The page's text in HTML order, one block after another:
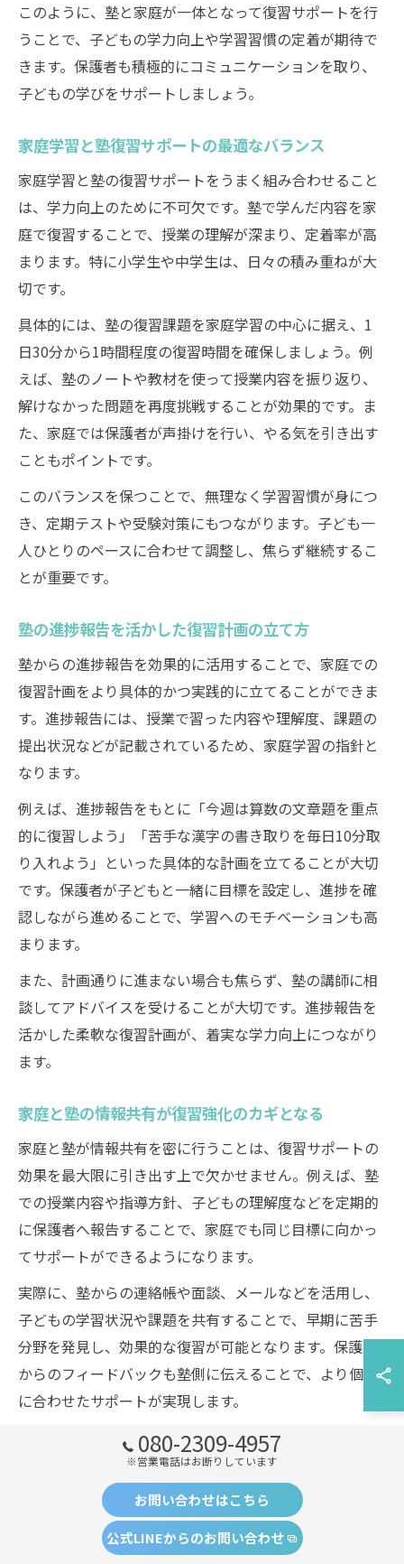
このように、塾と家庭が一体となって復習サポートを行
うことで、子どもの学力向上や学習習慣の定着が期待で
きます。保護者も積極的にコミュニケーションを取り、
子どもの学びをサポートしましょう。
家庭学習と塾復習サポートの最適なバランス
家庭学習と塾の復習サポートをうまく組み合わせること
は、学力向上のために不可欠です。塾で学んだ内容を家
庭で復習することで、授業の理解が深まり、定着率が高
まります。特に小学生や中学生は、日々の積み重ねが大
切です。
具体的には、塾の復習課題を家庭学習の中心に据え、1
日30分から1時間程度の復習時間を確保しましょう。例
えば、塾のノートや教材を使って授業内容を振り返り、
解けなかった問題を再度挑戦することが効果的です。ま
た、家庭では保護者が声掛けを行い、やる気を引き出す
こともポイントです。
このバランスを保つことで、無理なく学習習慣が身につ
き、定期テストや受験対策にもつながります。子ども一
人ひとりのペースに合わせて調整し、焦らず継続するこ
とが重要です。
塾の進捗報告を活かした復習計画の立て方
塾からの進捗報告を効果的に活用することで、家庭での
復習計画をより具体的かつ実践的に立てることができま
す。進捗報告には、授業で習った内容や理解度、課題の
提出状況などが記載されているため、家庭学習の指針と
なります。
例えば、進捗報告をもとに「今週は算数の文章題を重点
的に復習しよう」「苦手な漢字の書き取りを毎日10分取
り入れよう」といった具体的な計画を立てることが大切
です。保護者が子どもと一緒に目標を設定し、進捗を確
認しながら進めることで、学習へのモチベーションも高
まります。
また、計画通りに進まない場合も焦らず、塾の講師に相
談してアドバイスを受けることが大切です。進捗報告を
活かした柔軟な復習計画が、着実な学力向上につながり
ます。
家庭と塾の情報共有が復習強化のカギとなる
家庭と塾が情報共有を密に行うことは、復習サポートの
効果を最大限に引き出す上で欠かせません。例えば、塾
での授業内容や指導方針、子どもの理解度などを定期的
に保護者へ報告することで、家庭でも同じ目標に向かっ
てサポートができるようになります。
実際に、塾からの連絡帳や面談、メールなどを活用し、
子どもの学習状況や課題を共有することで、早期に苦手
分野を発見し、効果的な復習が可能となります。保護者
からのフィードバックも塾側に伝えることで、より個別
に合わせたサポートが実現します。
このような双方向の情報共有は、子どもが安心して学習
に取り組める環境作りにもつながります。信頼関係を築
き、家庭と塾が連携して子どもの成長を支えましょう。
塾の復習サポートを保護者が支える方法
080-2309-4957
※営業電話はお断りしています
お問い合わせはこちら
公式LINEからのお問い合わせ